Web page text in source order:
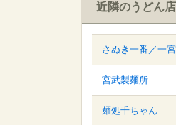
近隣のうどん店
さぬき一番／一
宮武製麺所
麺処千ちゃん